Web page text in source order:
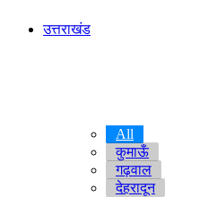
उत्तराखंड
All
कुमाऊँ
गढ़वाल
देहरादून